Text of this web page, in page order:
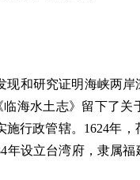
研究证明海峡两岸
海水土志》留下了
行政管辖。1624年
设立台湾府，隶属